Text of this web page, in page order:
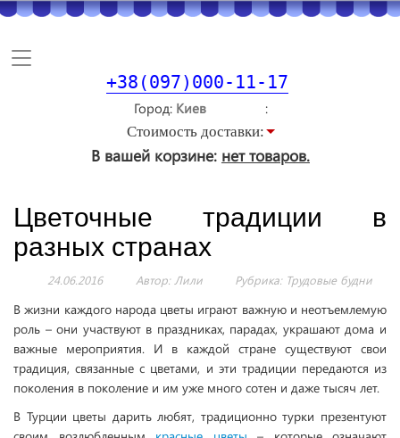
Toggle
+38(097)000-11-17
Город
Стоимость доставки:
В вашей корзине: нет товаров.
Цветочные традиции в
разных странах
24.06.2016 Автор: Лили Рубрика: Трудовые будни
В жизни каждого народа цветы играют важную и неотъемлемую
роль – они участвуют в праздниках, парадах, украшают дома и
важные мероприятия. И в каждой стране существуют свои
традиция, связанные с цветами, и эти традиции передаются из
поколения в поколение и им уже много сотен и даже тысяч лет.
В Турции цветы дарить любят, традиционно турки презентуют